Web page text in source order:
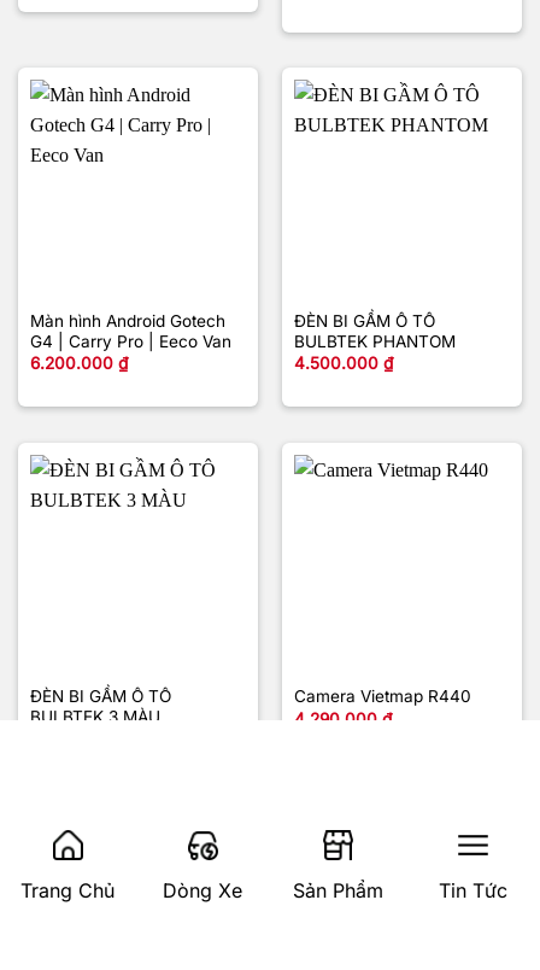
Màn hình Android Gotech
G4 | Carry Pro | Eeco Van
6.200.000 ₫
ĐÈN BI GẦM Ô TÔ
BULBTEK PHANTOM
4.500.000 ₫
ĐÈN BI GẦM Ô TÔ
BULBTEK 3 MÀU
Camera Vietmap R440
4.290.000 ₫
1 4 11
Trang Chủ Dòng Xe Sản Phẩm Tin Tức